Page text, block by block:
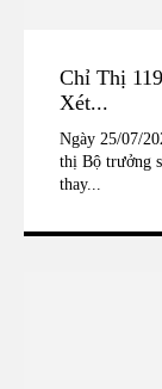
Chỉ Thị
Xét...
Ngày 25/07/
thị Bộ trưởng
thay...